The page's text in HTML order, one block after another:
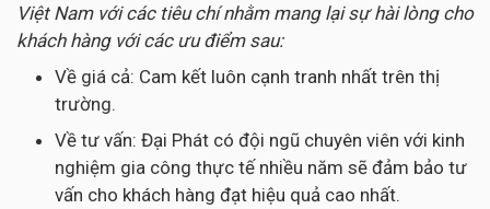
Việt Nam với các tiêu chí nhằm mang lại sự hài lòng cho
khách hàng với các ưu điểm sau:
Về giá cả: Cam kết luôn cạnh tranh nhất trên thị
trường.
Về tư vấn: Đại Phát có đội ngũ chuyên viên với kinh
nghiệm gia công thực tế nhiều năm sẽ đảm bảo tư
vấn cho khách hàng đạt hiệu quả cao nhất.